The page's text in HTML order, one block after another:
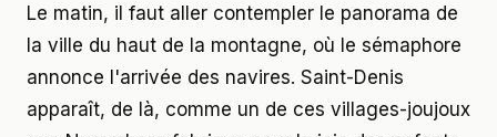
Le matin, il faut aller contempler le panorama de
la ville du haut de la montagne, où le sémaphore
annonce l'arrivée des navires. Saint-Denis
apparaît, de là, comme un de ces villages-joujoux